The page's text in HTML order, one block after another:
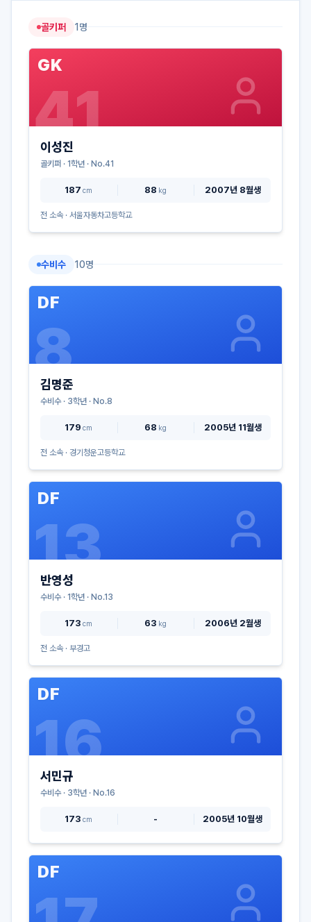
골키퍼 1 명
GK
41
이성진
골키퍼 · 1학년 · No.41
187 cm 88 kg 2007년 8월생
전 소속 · 서울자동차고등학교
수비수 10명
DF
8
김명준
수비수· 3학년 · No.8
179 cm 68 kg 2005년 11월생
전 소속 · 경기청운고등학교
DF
13
반영성
수비수· 1학년 · No.13
173 cm 63 kg 2006년 2월생
전 소속 · 부경고
DF
16
서민규
수비수· 3학년 · No.16
173 cm - 2005년 10월생
DF